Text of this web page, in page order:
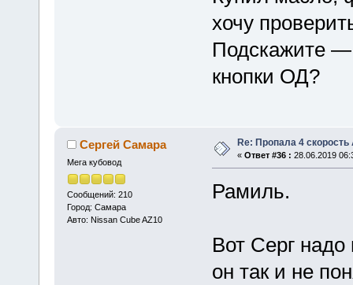
хочу
Подскажите —
кнопки ОД?
Сергей Самара
Мега кубовод
Сообщений: 210
Город: Самара
Авто: Nissan Cube AZ10
Re: Пропала 4
« Ответ #36 : 28.06.2019
Рамиль.
Вот Серг
он так и не